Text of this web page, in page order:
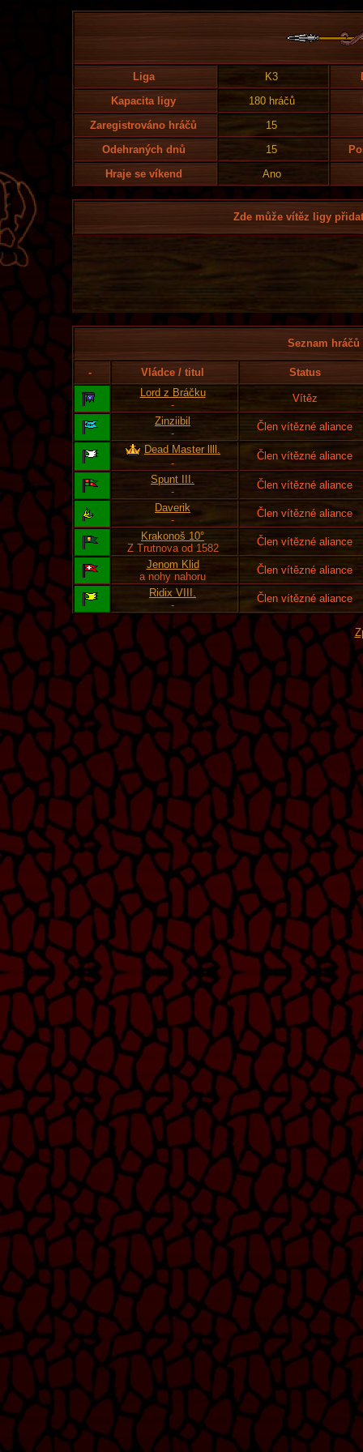
Liga K3
Kapacita ligy
180 hráčů
Zaregistrováno hráčů
15
Odehraných dnů
15
Hraje se víkend
Ano
Zde může vítěz ligy
Seznam
- Vládce / titul
Status
Lord z Bráčku
-
Vítěz
Zinziibil
-
Člen vítězné aliance
Dead Master llll.
-
Člen vítězné aliance
Spunt III.
-
Člen vítězné aliance
Daverik
-
Člen vítězné aliance
Krakonoš 10°
Z Trutnova od 1582
Člen vítězné aliance
Jenom Klid
a nohy nahoru
Člen vítězné aliance
Ridix VIII.
-
Člen vítězné aliance